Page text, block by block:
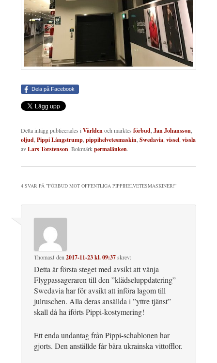
Dela på Facebook
Detta inlägg publicerades i Världenoch märktes förbud Jan Johansson
oljud Pippi Långstrump pippihelvetesmaskin Swedavia vissel vissla
avLars Torstenson. Bokmärkpermalänken.
4 SVAR PÅ ”FÖRBUD MOT OFFENTLIGA PIPPIHELVETESMASKINER!”
ThomasJ den 2017-11-23 kl. 09:37skrev:
Detta är första steget med avsikt att vänja
Flygpassageraren till den ”klädseluppdatering”
Swedavia har för avsikt att införa lagom till
julruschen. Alla deras ansällda i ”yttre tjänst”
skall då ha iförts Pippi-kostymering!
Ett enda undantag från Pippi-schablonen har
gjorts. Den anställde får bära ukrainska vittofflor.